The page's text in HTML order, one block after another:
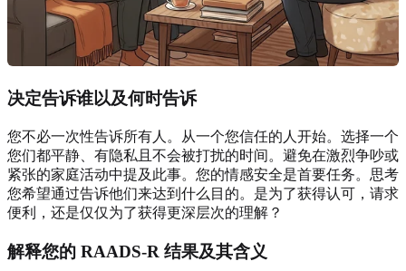
决定告诉谁以及何时告诉
您不必一次性告诉所有人。从一个您信任的人开始。选择一个
您们都平静、有隐私且不会被打扰的时间。避免在激烈争吵或
紧张的家庭活动中提及此事。您的情感安全是首要任务。思考
您希望通过告诉他们来达到什么目的。是为了获得认可，请求
便利，还是仅仅为了获得更深层次的理解？
解释您的 RAADS-R 结果及其含义